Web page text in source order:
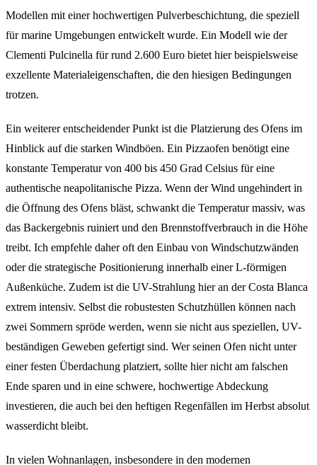
Modellen mit einer hochwertigen Pulverbeschichtung, die speziell
für marine Umgebungen entwickelt wurde. Ein Modell wie der
Clementi Pulcinella für rund 2.600 Euro bietet hier beispielsweise
exzellente Materialeigenschaften, die den hiesigen Bedingungen
trotzen.
Ein weiterer entscheidender Punkt ist die Platzierung des Ofens im
Hinblick auf die starken Windböen. Ein Pizzaofen benötigt eine
konstante Temperatur von 400 bis 450 Grad Celsius für eine
authentische neapolitanische Pizza. Wenn der Wind ungehindert in
die Öffnung des Ofens bläst, schwankt die Temperatur massiv, was
das Backergebnis ruiniert und den Brennstoffverbrauch in die Höhe
treibt. Ich empfehle daher oft den Einbau von Windschutzwänden
oder die strategische Positionierung innerhalb einer L-förmigen
Außenküche. Zudem ist die UV-Strahlung hier an der Costa Blanca
extrem intensiv. Selbst die robustesten Schutzhüllen können nach
zwei Sommern spröde werden, wenn sie nicht aus speziellen, UV-
beständigen Geweben gefertigt sind. Wer seinen Ofen nicht unter
einer festen Überdachung platziert, sollte hier nicht am falschen
Ende sparen und in eine schwere, hochwertige Abdeckung
investieren, die auch bei den heftigen Regenfällen im Herbst absolut
wasserdicht bleibt.
In vielen Wohnanlagen, insbesondere in den modernen